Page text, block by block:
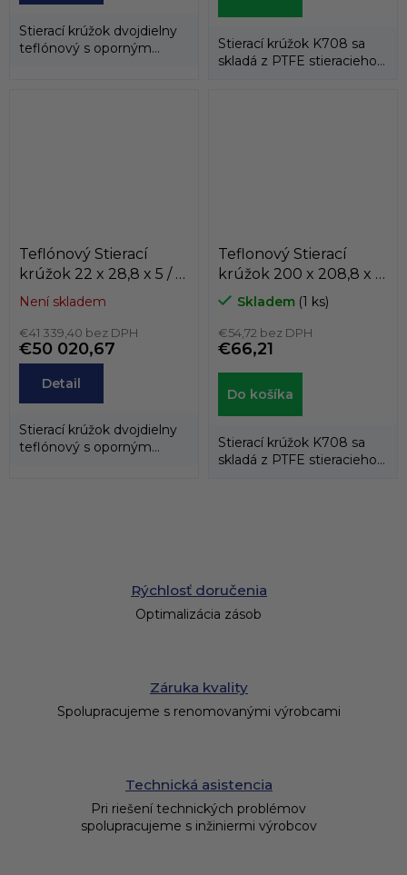
Stierací krúžok dvojdielny
teflónový s oporným
Stierací krúžok K708 sa
skladá z PTFE stieracieho
Teflónový Stierací
krúžok 22 x 28,8 x 5 / 5
AD60 PTFE/NBR
Není skladem
€41 339,40 bez DPH
€50 020,67
Detail
Stierací krúžok dvojdielny
teflónový s oporným
Teflonový Stierací
krúžok 200 x 208,8 x 6
K708-200
PTFE+bronz/NBR ,
KASTAS
Skladem (1 ks)
€54,72 bez DPH
€66,21
Do košíka
Stierací krúžok K708 sa
skladá z PTFE stieracieho
Rýchlosť doručenia
Optimalizácia zásob
Záruka kvality
Spolupracujeme s renomovanými výrobcami
Technická asistencia
Pri riešení technických problémov
spolupracujeme s inžiniermi výrobcov